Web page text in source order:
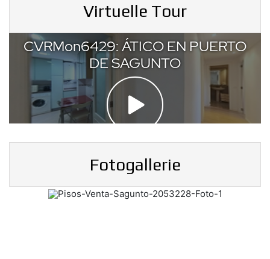
Virtuelle Tour
Fotogallerie